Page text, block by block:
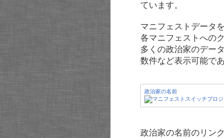
ています。
マニフェストデータ
各マニフェストへの
多くの政治家のデー
数件など表示可能で
政治家の名前
政治家の名前のリン